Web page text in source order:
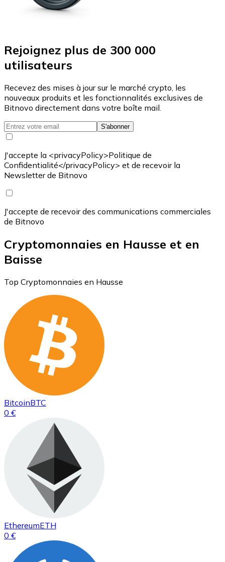
Rejoignez plus de 300 000
utilisateurs
Recevez des mises à jour sur le marché crypto, les
nouveaux produits et les fonctionnalités exclusives de
Bitnovo directement dans votre boîte mail.
S'abonner
J'accepte la <privacyPolicy>Politique de
Confidentialité</privacyPolicy> et de recevoir la
Newsletter de Bitnovo
J'accepte de recevoir des communications commerciales
de Bitnovo
Cryptomonnaies en Hausse et en
Baisse
Top Cryptomonnaies en Hausse
BitcoinBTC
0 €
EthereumETH
0 €